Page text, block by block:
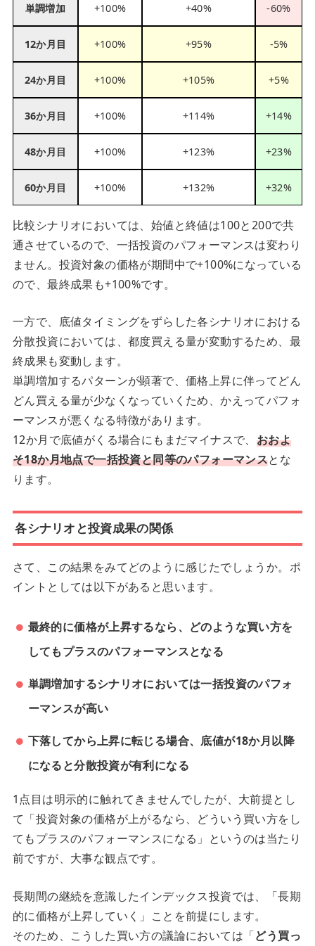
単調増加 +100% +40% -60%
12か月目 +100% +95% -5%
24か月目 +100% +105% +5%
36か月目 +100% +114% +14%
48か月目 +100% +123% +23%
60か月目 +100% +132% +32%
比較シナリオにおいては、始値と終値は100と200で共
通させているので、一括投資のパフォーマンスは変わり
ません。投資対象の価格が期間中で+100%になっている
ので、最終成果も+100%です。
一方で、底値タイミングをずらした各シナリオにおける
分散投資においては、都度買える量が変動するため、最
終成果も変動します。
単調増加するパターンが顕著で、価格上昇に伴ってどん
どん買える量が少なくなっていくため、かえってパフォ
ーマンスが悪くなる特徴があります。
12か月で底値がくる場合にもまだマイナスで、 おおよ
そ18か月地点で一括投資と同等のパフォーマンスとな
ります。
各シナリオと投資成果の関係
さて、この結果をみてどのように感じたでしょうか。ポ
イントとしては以下があると思います。
最終的に価格が上昇するなら、どのような買い方を
してもプラスのパフォーマンスとなる
単調増加するシナリオにおいては一括投資のパフォ
ーマンスが高い
下落してから上昇に転じる場合、底値が18か月以降
になると分散投資が有利になる
1点目は明示的に触れてきませんでしたが、大前提とし
て「投資対象の価格が上がるなら、どういう買い方をし
てもプラスのパフォーマンスになる」というのは当たり
前ですが、大事な観点です。
長期間の継続を意識したインデックス投資では、「長期
的に価格が上昇していく」ことを前提にします。
そのため、こうした買い方の議論においては「どう買っ